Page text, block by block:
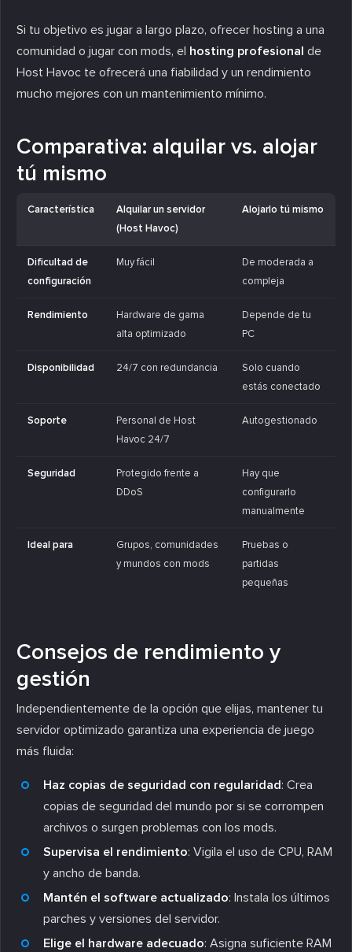
Si tu objetivo es jugar a largo plazo, ofrecer hosting a una
comunidad o jugar con mods, el hosting profesional de
Host Havoc te ofrecerá una fiabilidad y un rendimiento
mucho mejores con un mantenimiento mínimo.
Comparativa: alquilar vs. alojar
tú mismo
Característica
Alquilar un servidor
(Host Havoc)
Alojarlo tú mismo
Dificultad de
configuración
Muy fácil
De moderada a
compleja
Rendimiento
Hardware de gama
alta optimizado
Depende de tu
PC
Disponibilidad 24/7 con redundancia
Solo cuando
estás conectado
Soporte
Personal de Host
Havoc 24/7
Autogestionado
Seguridad
Protegido frente a
DDoS
Hay que
configurarlo
manualmente
Ideal para
Grupos, comunidades
y mundos con mods
Pruebas o
partidas
pequeñas
Consejos de rendimiento y
gestión
Independientemente de la opción que elijas, mantener tu
servidor optimizado garantiza una experiencia de juego
más fluida:
Haz copias de seguridad con regularidad: Crea
copias de seguridad del mundo por si se corrompen
archivos o surgen problemas con los mods.
Supervisa el rendimiento: Vigila el uso de CPU, RAM
y ancho de banda.
Mantén el software actualizado: Instala los últimos
parches y versiones del servidor.
Elige el hardware adecuado: Asigna suficiente RAM